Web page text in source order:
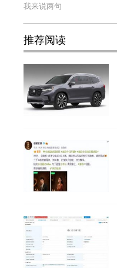
推荐阅读